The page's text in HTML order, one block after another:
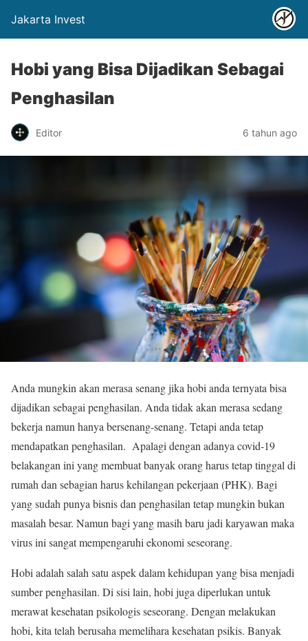
Jakarta Invest
Hobi yang Bisa Dijadikan Sebagai
Penghasilan
Editor 6 tahun ago
Anda mungkin akan merasa senang jika hobi anda ternyata bisa
dijadikan sebagai penghasilan. Anda tidak akan merasa sedang
bekerja namun hanya bersenang-senang. Tetapi anda tetap
mendapatkan penghasilan. Apalagi dengan adanya covid-19
belakangan ini yang membuat banyak orang harus tetap tinggal di
rumah dan sebagian harus kehilangan pekerjaan (PHK). Bagi
yang sudah punya bisnis dan penghasilan tetap mungkin bukan
masalah besar. Namun bagi yang masih baru jadi karyawan maka
virus ini sangat mempengaruhi ekonomi seseorang.
Hobi adalah salah satu aspek dalam kehidupan yang bisa menjadi
sumber penghasilan. Di sisi lain, hobi juga diperlukan untuk
merawat kesehatan psikologis seseorang. Dengan melakukan
hobi, kita telah berusaha memelihara kesehatan psikis. Banyak